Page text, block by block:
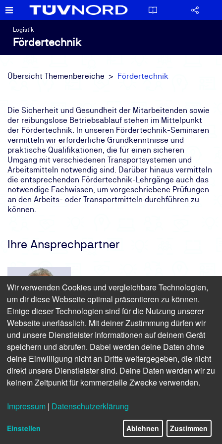
Logistik
Fördertechnik
Übersicht Themenbereiche Fördertechnik
Die Sicherheit und Gesundheit der Mitarbeitenden sowie
der reibungslose Betriebsablauf stehen im Mittelpunkt
der Fördertechnik. In unseren Fördertechnik-Seminaren
vermitteln wir erforderliche Grundkenntnisse und
praktische Qualifikationen, die für einen sicheren
Umgang mit verschiedenen Transportsystemen und
Arbeitsmitteln notwendig sind. Darüber hinaus vermitteln
die entsprechenden Fördertechnik-Lehrgänge auch das
notwendige Fachwissen, um vorgeschriebene Prüfungen
an den Arbeits- oder Transportmitteln durchführen zu
können.
Ihre Ansprechpartner
Mein Name istPeter Flucks
Als Produktmanager helfe ich Ihnen gerne persönlich
weiter
Anmeldung und Termine: 0800 8888 020
Wir verwenden Cookies und vergleichbare Technologien,
um dir diese Webseite optimal präsentieren zu können.
Einige dieser Technologien sind für die Nutzung unserer
Webseite unerlässlich. Mit deiner Zustimmung dürfen wir
und unsere Dienstleister Informationen auf deinem Gerät
speichern und abrufen. Dabei werden deine Daten ohne
deine Einwilligung nicht an Dritte weitergegeben, die nicht
direkt unsere Dienstleister sind. Deine Daten werden wir zu
keinem Zeitpunkt für kommerzielle Zwecke verwenden.
Impressum | Datenschutzerklärung
Einstellen Ablehnen Zustimmen